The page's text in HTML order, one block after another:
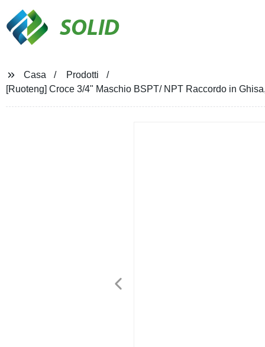
SOLID
Casa
Prodotti
[Ruoteng] Croce 3/4" Maschio BSPT/ NPT Raccordo in